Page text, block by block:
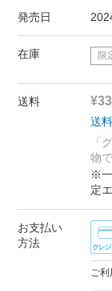
発売日
在庫 限
送料
送
「
物
※一
定
お支払い
方法
ご